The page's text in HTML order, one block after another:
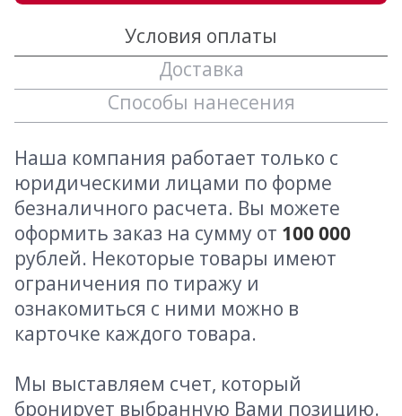
Условия оплаты
Доставка
Способы нанесения
Наша компания работает только с
юридическими лицами по форме
безналичного расчета. Вы можете
оформить заказ на сумму от 100 000
рублей. Некоторые товары имеют
ограничения по тиражу и
ознакомиться с ними можно в
карточке каждого товара.
Мы выставляем счет, который
бронирует выбранную Вами позицию.